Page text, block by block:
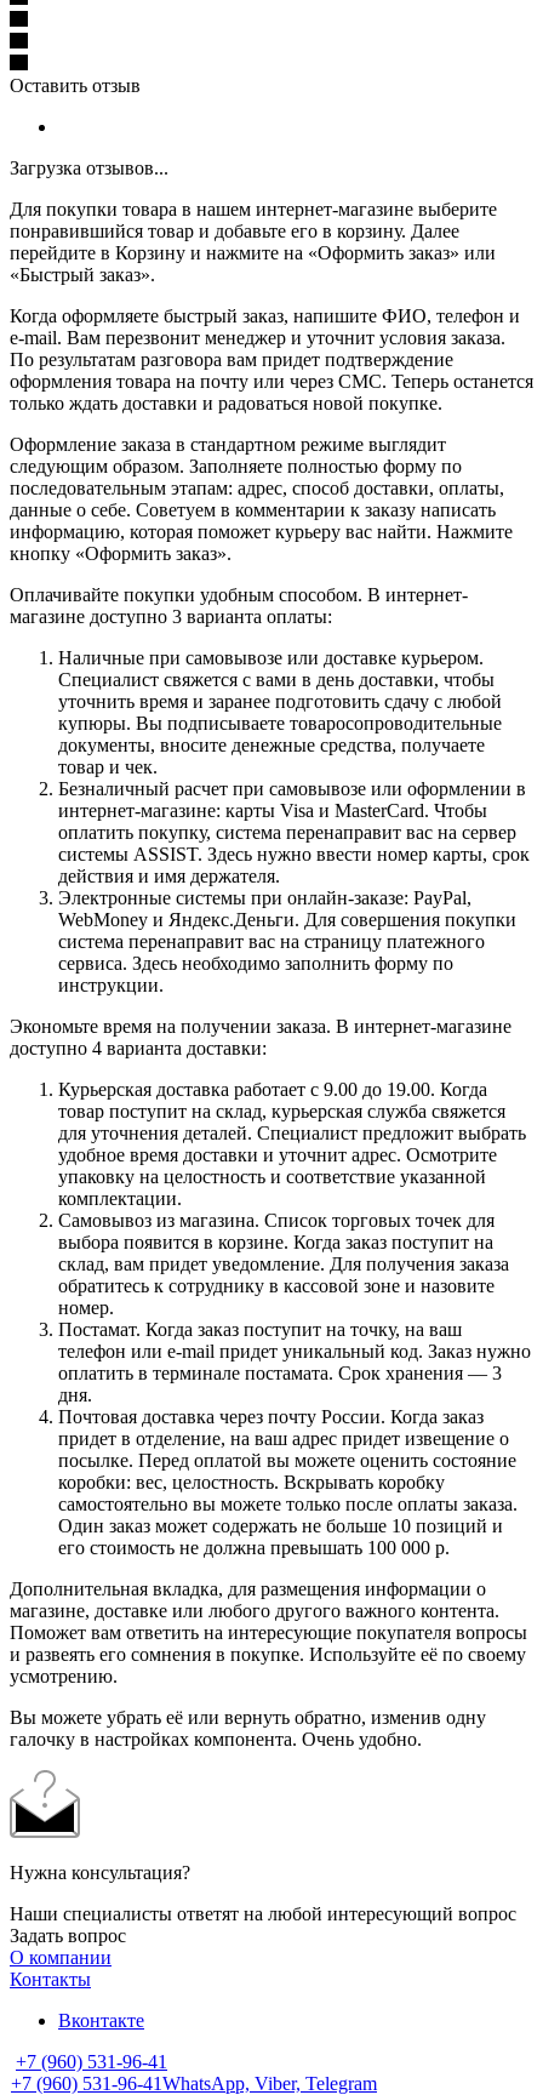
Оставить отзыв
Загрузка отзывов...
Для покупки товара в нашем интернет-магазине выберите
понравившийся товар и добавьте его в корзину. Далее
перейдите в Корзину и нажмите на «Оформить заказ» или
«Быстрый заказ».
Когда оформляете быстрый заказ, напишите ФИО, телефон и
e-mail. Вам перезвонит менеджер и уточнит условия заказа.
По результатам разговора вам придет подтверждение
оформления товара на почту или через СМС. Теперь останется
только ждать доставки и радоваться новой покупке.
Оформление заказа в стандартном режиме выглядит
следующим образом. Заполняете полностью форму по
последовательным этапам: адрес, способ доставки, оплаты,
данные о себе. Советуем в комментарии к заказу написать
информацию, которая поможет курьеру вас найти. Нажмите
кнопку «Оформить заказ».
Оплачивайте покупки удобным способом. В интернет-
магазине доступно 3 варианта оплаты:
Наличные при самовывозе или доставке курьером.
Специалист свяжется с вами в день доставки, чтобы
уточнить время и заранее подготовить сдачу с любой
купюры. Вы подписываете товаросопроводительные
документы, вносите денежные средства, получаете
товар и чек.
Безналичный расчет при самовывозе или оформлении в
интернет-магазине: карты Visa и MasterCard. Чтобы
оплатить покупку, система перенаправит вас на сервер
системы ASSIST. Здесь нужно ввести номер карты, срок
действия и имя держателя.
Электронные системы при онлайн-заказе: PayPal,
WebMoney и Яндекс.Деньги. Для совершения покупки
система перенаправит вас на страницу платежного
сервиса. Здесь необходимо заполнить форму по
инструкции.
Экономьте время на получении заказа. В интернет-магазине
доступно 4 варианта доставки:
Курьерская доставка работает с 9.00 до 19.00. Когда
товар поступит на склад, курьерская служба свяжется
для уточнения деталей. Специалист предложит выбрать
удобное время доставки и уточнит адрес. Осмотрите
упаковку на целостность и соответствие указанной
комплектации.
Самовывоз из магазина. Список торговых точек для
выбора появится в корзине. Когда заказ поступит на
склад, вам придет уведомление. Для получения заказа
обратитесь к сотруднику в кассовой зоне и назовите
номер.
Постамат. Когда заказ поступит на точку, на ваш
телефон или e-mail придет уникальный код. Заказ нужно
оплатить в терминале постамата. Срок хранения — 3
дня.
Почтовая доставка через почту России. Когда заказ
придет в отделение, на ваш адрес придет извещение о
посылке. Перед оплатой вы можете оценить состояние
коробки: вес, целостность. Вскрывать коробку
самостоятельно вы можете только после оплаты заказа.
Один заказ может содержать не больше 10 позиций и
его стоимость не должна превышать 100 000 р.
Дополнительная вкладка, для размещения информации о
магазине, доставке или любого другого важного контента.
Поможет вам ответить на интересующие покупателя вопросы
и развеять его сомнения в покупке. Используйте её по своему
усмотрению.
Вы можете убрать её или вернуть обратно, изменив одну
галочку в настройках компонента. Очень удобно.
Нужна консультация?
Наши специалисты ответят на любой интересующий вопрос
Задать вопрос
О компании
Контакты
Вконтакте
+7 (960) 531-96-41
+7 (960) 531-96-41WhatsApp, Viber, Telegram